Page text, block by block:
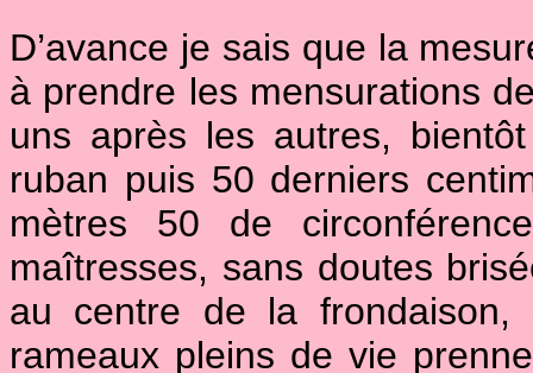
D’avance je sais que la
à prendre les mensurations
uns après les autres,
ruban puis 50 derniers
mètres 50 de
maîtresses, sans doutes
au centre de la frondaison,
rameaux pleins de vie